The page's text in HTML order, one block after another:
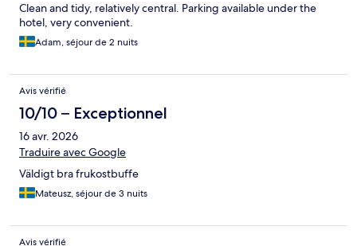
Clean and tidy, relatively central. Parking available under the
hotel, very convenient.
Adam, séjour de 2 nuits
Avis vérifié
10/10 – Exceptionnel
16 avr. 2026
Traduire avec Google
Väldigt bra frukostbuffe
Mateusz, séjour de 3 nuits
Avis vérifié